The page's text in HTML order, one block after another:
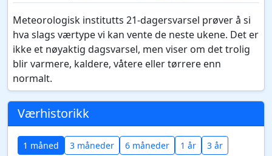
Meteorologisk institutts 21-dagersvarsel prøver å si
hva slags værtype vi kan vente de neste ukene. Det er
ikke et nøyaktig dagsvarsel, men viser om det trolig
blir varmere, kaldere, våtere eller tørrere enn
normalt.
Værhistorikk
1 måned 3 måneder 6 måneder 1 år
3 år